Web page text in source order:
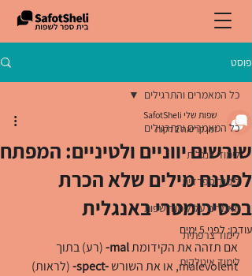
פוסט
כל המאמרים והתרגילים
לימוד אנגלית
לימוד ספרדית
מאמרים על לימוד שפות
לימוד צרפתית
לימוד איטלקית
כל המאמרים והתרגילים
שורשים יווניים ולטיניים: המפתח
לפענח מילים שלא הכרת
בפסיכומטרי באנגלית
שפות שלי SafotSheli
זמן קריאה 2 דקות
עודכן:לפני 5 ימים
אם תזהה את הקידומת mal- (רע) בתוך
malevolent, או את השורש
-spect-
(לראות)